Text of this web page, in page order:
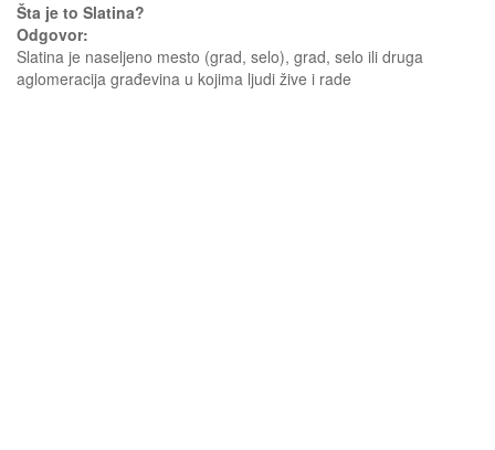
Šta je to Slatina?
Odgovor:
Slatina je naseljeno mesto (grad, selo), grad, selo ili druga
aglomeracija građevina u kojima ljudi žive i rade